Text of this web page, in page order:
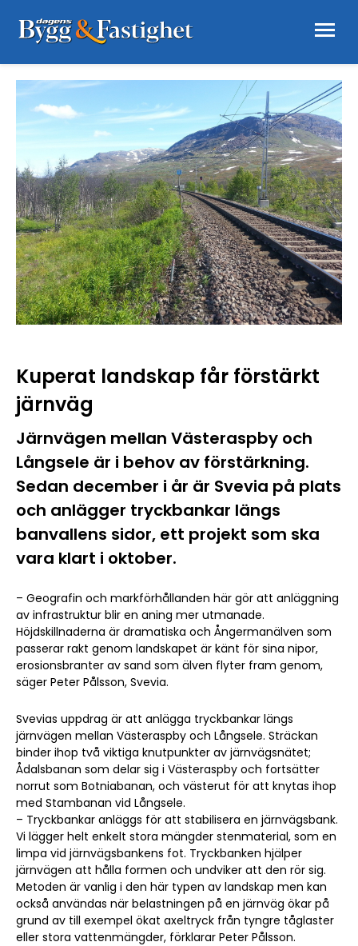
Kuperat landskap får förstärkt
järnväg
Järnvägen mellan Västeraspby och
Långsele är i behov av förstärkning.
Sedan december i år är Svevia på plats
och anlägger tryckbankar längs
banvallens sidor, ett projekt som ska
vara klart i oktober.
– Geografin och markförhållanden här gör att anläggning
av infrastruktur blir en aning mer utmanade.
Höjdskillnaderna är dramatiska och Ångermanälven som
passerar rakt genom landskapet är känt för sina nipor,
erosionsbranter av sand som älven flyter fram genom,
säger Peter Pålsson, Svevia.
Svevias uppdrag är att anlägga tryckbankar längs
järnvägen mellan Västeraspby och Långsele. Sträckan
binder ihop två viktiga knutpunkter av järnvägsnätet;
Ådalsbanan som delar sig i Västeraspby och fortsätter
norrut som Botniabanan, och västerut för att knytas ihop
med Stambanan vid Långsele.
– Tryckbankar anläggs för att stabilisera en järnvägsbank.
Vi lägger helt enkelt stora mängder stenmaterial, som en
limpa vid järnvägsbankens fot. Tryckbanken hjälper
järnvägen att hålla formen och undviker att den rör sig.
Metoden är vanlig i den här typen av landskap men kan
också användas när belastningen på en järnväg ökar på
grund av till exempel ökat axeltryck från tyngre tåglaster
eller stora vattenmängder, förklarar Peter Pålsson.